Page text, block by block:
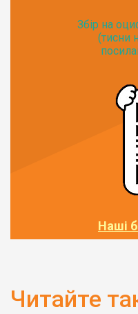
Збір на
(тисни
Наші
Читайте